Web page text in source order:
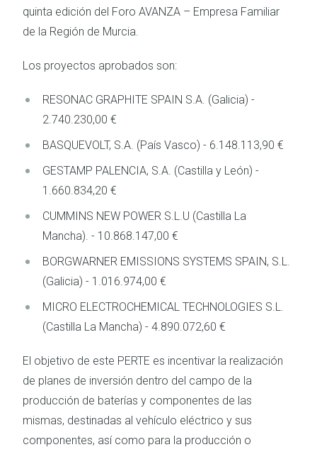
quinta edición del Foro AVANZA – Empresa Familiar
de la Región de Murcia.
Los proyectos aprobados son:
RESONAC GRAPHITE SPAIN S.A. (Galicia) -
2.740.230,00 €
BASQUEVOLT, S.A. (País Vasco) - 6.148.113,90 €
GESTAMP PALENCIA, S.A. (Castilla y León) -
1.660.834,20 €
CUMMINS NEW POWER S.L.U (Castilla La
Mancha). - 10.868.147,00 €
BORGWARNER EMISSIONS SYSTEMS SPAIN, S.L.
(Galicia) - 1.016.974,00 €
MICRO ELECTROCHEMICAL TECHNOLOGIES S.L.
(Castilla La Mancha) - 4.890.072,60 €
El objetivo de este PERTE es incentivar la realización
de planes de inversión dentro del campo de la
producción de baterías y componentes de las
mismas, destinadas al vehículo eléctrico y sus
componentes, así como para la producción o